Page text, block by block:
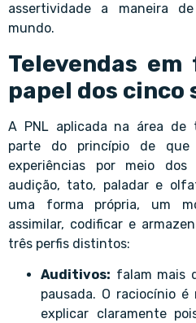
assertividade a maneira
mundo.
Televendas
papel dos cinco
A PNL aplicada na área de
parte do princípio de que
experiências por meio
audição, tato, paladar e
uma forma própria, um
assimilar, codificar e
três perfis distintos:
Auditivos: falam mais
pausada. O raciocínio
explicar claramente